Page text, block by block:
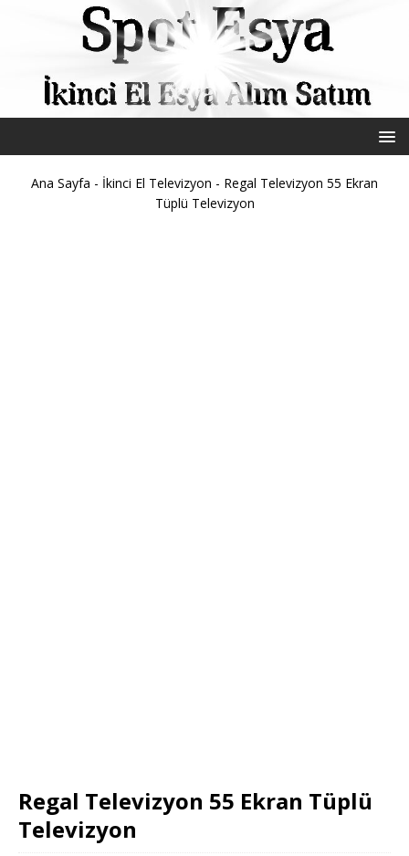
Ana Sayfa - İkinci El Televizyon - Regal Televizyon 55 Ekran
Tüplü Televizyon
Regal Televizyon 55 Ekran Tüplü
Televizyon